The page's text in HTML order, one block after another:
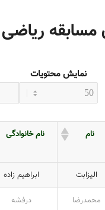
مسابقه
نمایش محتویات
نام نام خانوادگی
الیزابت ابراهیم زاده
محمدرضا درفشه